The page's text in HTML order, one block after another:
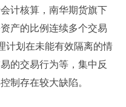
计核算，南华期货旗下
产的比例连续多个交易
计划在未能有效隔离的情
的交易行为等，集中反
制存在较大缺陷。